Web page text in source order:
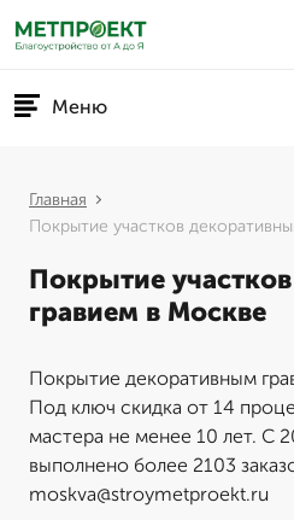
Меню
Главная
Покрытие участков
Покрытие
гравием в Москве
Покрытие декоративным
Под ключ скидка от 14
мастера не менее 10 лет. С
выполнено более 2103
moskva@stroymetproekt.ru